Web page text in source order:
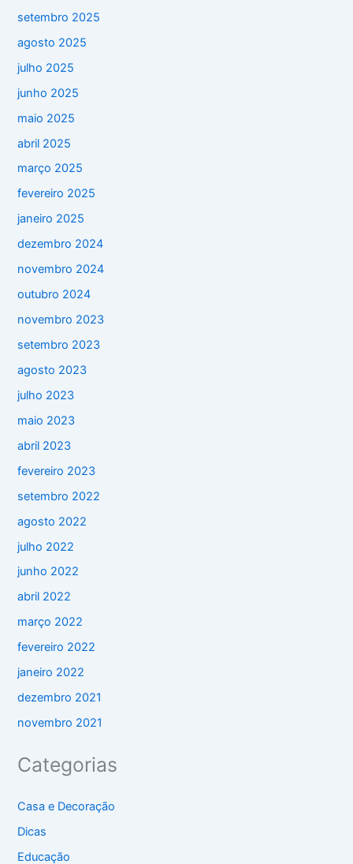
setembro 2025
agosto 2025
julho 2025
junho 2025
maio 2025
abril 2025
março 2025
fevereiro 2025
janeiro 2025
dezembro 2024
novembro 2024
outubro 2024
novembro 2023
setembro 2023
agosto 2023
julho 2023
maio 2023
abril 2023
fevereiro 2023
setembro 2022
agosto 2022
julho 2022
junho 2022
abril 2022
março 2022
fevereiro 2022
janeiro 2022
dezembro 2021
novembro 2021
Categorias
Casa e Decoração
Dicas
Educação